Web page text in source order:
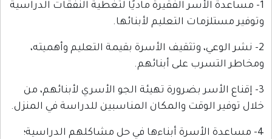
الفقيرة ماديًا لتغطية النفقات الدراسية
التعليم لأبنائها.
وتثقيف الأسرة بقيمة التعليم وأهميته،
على أبنائهم.
بضرورة تهيئة الجو الأسري لأبنائهم، من
والمكان المناسبين للدراسة في المنزل.
أبناءها في حل مشاكلهم الدراسية؛